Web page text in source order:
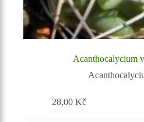
Acanthocalycium
28,00Kč